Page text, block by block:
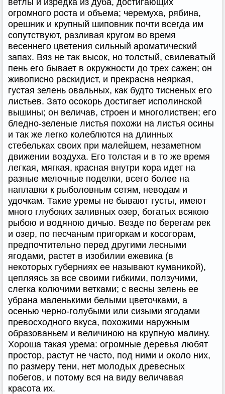
огромного роста и объема; черемуха, рябина,
орешник и крупный шиповник почти всегда им
сопутствуют, разливая кругом во время
весеннего цветения сильный ароматический
запах. Вяз не так высок, но толстый, свилеватый
пень его бывает в окружности до трех сажен; он
живописно раскидист, и прекрасна неяркая,
густая зелень овальных, как будто тисненых его
листьев. Зато осокорь достигает исполинской
вышины; он величав, строен и многолиствен; его
бледно-зеленые листья похожи на листья осины
и так же легко колеблются на длинных
стебельках своих при малейшем, незаметном
движении воздуха. Его толстая и в то же время
легкая, мягкая, красная внутри кора идет на
разные мелочные поделки, всего более на
наплавки к рыболовным сетям, неводам и
удочкам. Такие уремы не бывают густы, имеют
много глубоких заливных озер, богатых всякою
рыбою и водяною дичью. Везде по берегам рек
и озер, по песчаным пригоркам и косогорам,
предпочтительно перед другими лесными
ягодами, растет в изобилии ежевика (в
некоторых губерниях ее называют куманикой),
цепляясь за все своими гибкими, ползучими,
слегка колючими ветками; с весны зелень ее
убрана маленькими белыми цветочками, а
осенью черно-голубыми или сизыми ягодами
превосходного вкуса, похожими наружным
образованьем и величиною на крупную малину.
Хороша такая урема: огромные деревья любят
простор, растут не часто, под ними и около них,
по размеру тени, нет молодых древесных
побегов, и потому вся на виду величавая
красота их.